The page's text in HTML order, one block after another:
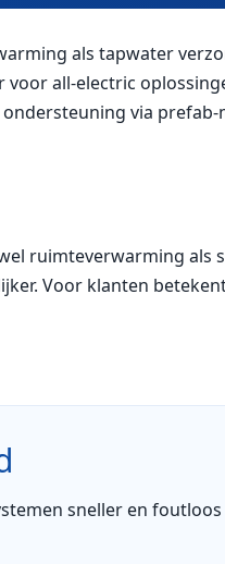
als tapwater
voor all-electric
via prefab-
ruimteverwarming als
Voor klanten
sneller en foutloos